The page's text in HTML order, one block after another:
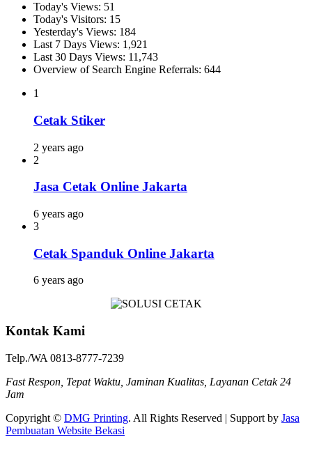
Today's Views: 51
Today's Visitors: 15
Yesterday's Views: 184
Last 7 Days Views: 1,921
Last 30 Days Views: 11,743
Overview of Search Engine Referrals: 644
1
Cetak Stiker
2 years ago
2
Jasa Cetak Online Jakarta
6 years ago
3
Cetak Spanduk Online Jakarta
6 years ago
Kontak Kami
Telp./WA 0813-8777-7239
Fast Respon, Tepat Waktu, Jaminan Kualitas, Layanan Cetak 24
Jam
Copyright © DMG Printing. All Rights Reserved | Support by Jasa
Pembuatan Website Bekasi